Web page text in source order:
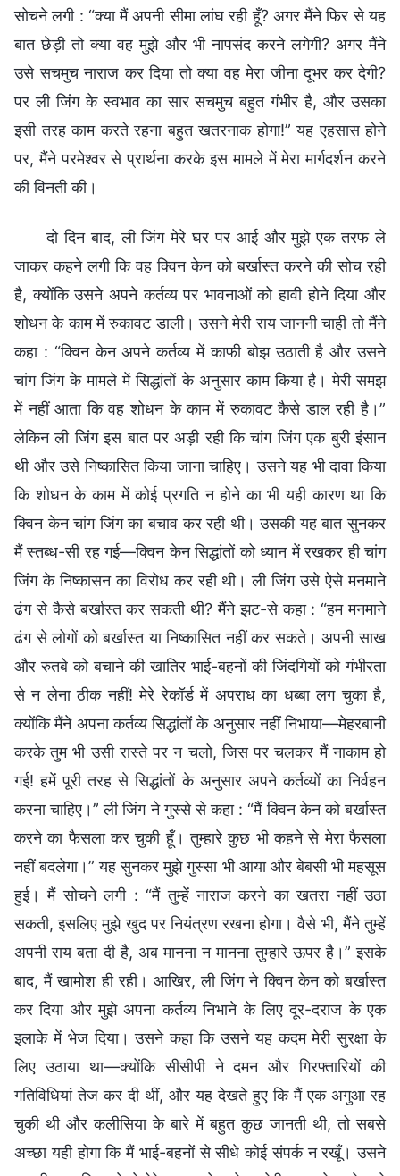
सोचने लगी : “क्या मैं अपनी सीमा लांघ रही हूँ? अगर मैंने फिर से यह
बात छेड़ी तो क्या वह मुझे और भी नापसंद करने लगेगी? अगर मैंने
उसे सचमुच नाराज कर दिया तो क्या वह मेरा जीना दूभर कर देगी?
पर ली जिंग के स्वभाव का सार सचमुच बहुत गंभीर है, और उसका
इसी तरह काम करते रहना बहुत खतरनाक होगा!” यह एहसास होने
पर, मैंने परमेश्वर से प्रार्थना करके इस मामले में मेरा मार्गदर्शन करने
की विनती की।
दो दिन बाद, ली जिंग मेरे घर पर आई और मुझे एक तरफ ले
जाकर कहने लगी कि वह क्विन केन को बर्खास्त करने की सोच रही
है, क्योंकि उसने अपने कर्तव्य पर भावनाओं को हावी होने दिया और
शोधन के काम में रुकावट डाली। उसने मेरी राय जाननी चाही तो मैंने
कहा : “क्विन केन अपने कर्तव्य में काफी बोझ उठाती है और उसने
चांग जिंग के मामले में सिद्धांतों के अनुसार काम किया है। मेरी समझ
में नहीं आता कि वह शोधन के काम में रुकावट कैसे डाल रही है।”
लेकिन ली जिंग इस बात पर अड़ी रही कि चांग जिंग एक बुरी इंसान
थी और उसे निष्कासित किया जाना चाहिए। उसने यह भी दावा किया
कि शोधन के काम में कोई प्रगति न होने का भी यही कारण था कि
क्विन केन चांग जिंग का बचाव कर रही थी। उसकी यह बात सुनकर
मैं स्तब्ध-सी रह गई—क्विन केन सिद्धांतों को ध्यान में रखकर ही चांग
जिंग के निष्कासन का विरोध कर रही थी। ली जिंग उसे ऐसे मनमाने
ढंग से कैसे बर्खास्त कर सकती थी? मैंने झट-से कहा : “हम मनमाने
ढंग से लोगों को बर्खास्त या निष्कासित नहीं कर सकते। अपनी साख
और रुतबे को बचाने की खातिर भाई-बहनों की जिंदगियों को गंभीरता
से न लेना ठीक नहीं! मेरे रेकॉर्ड में अपराध का धब्बा लग चुका है,
क्योंकि मैंने अपना कर्तव्य सिद्धांतों के अनुसार नहीं निभाया—मेहरबानी
करके तुम भी उसी रास्ते पर न चलो, जिस पर चलकर मैं नाकाम हो
गई! हमें पूरी तरह से सिद्धांतों के अनुसार अपने कर्तव्यों का निर्वहन
करना चाहिए।” ली जिंग ने गुस्से से कहा : “मैं क्विन केन को बर्खास्त
करने का फैसला कर चुकी हूँ। तुम्हारे कुछ भी कहने से मेरा फैसला
नहीं बदलेगा।” यह सुनकर मुझे गुस्सा भी आया और बेबसी भी महसूस
हुई। मैं सोचने लगी : “मैं तुम्हें नाराज करने का खतरा नहीं उठा
सकती, इसलिए मुझे खुद पर नियंत्रण रखना होगा। वैसे भी, मैंने तुम्हें
अपनी राय बता दी है, अब मानना न मानना तुम्हारे ऊपर है।” इसके
बाद, मैं खामोश ही रही। आखिर, ली जिंग ने क्विन केन को बर्खास्त
कर दिया और मुझे अपना कर्तव्य निभाने के लिए दूर-दराज के एक
इलाके में भेज दिया। उसने कहा कि उसने यह कदम मेरी सुरक्षा के
लिए उठाया था—क्योंकि सीसीपी ने दमन और गिरफ्तारियों की
गतिविधियां तेज कर दी थीं, और यह देखते हुए कि मैं एक अगुआ रह
चुकी थी और कलीसिया के बारे में बहुत कुछ जानती थी, तो सबसे
अच्छा यही होगा कि मैं भाई-बहनों से सीधे कोई संपर्क न रखूँ। उसने